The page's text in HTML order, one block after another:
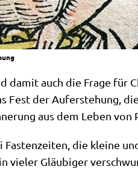
damit auch die Fra­ge für
Fest der Auf­er­ste­hung,
aus dem Leben von
die klei­ne
vie­ler Gläu­bi­ger